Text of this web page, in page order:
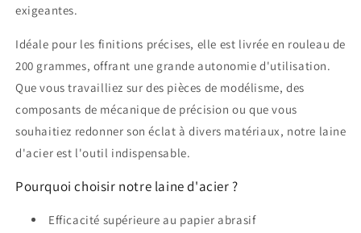
exigeantes.
Idéale pour les finitions précises, elle est livrée en rouleau de
200 grammes, offrant une grande autonomie d'utilisation.
Que vous travailliez sur des pièces de modélisme, des
composants de mécanique de précision ou que vous
souhaitiez redonner son éclat à divers matériaux, notre laine
d'acier est l'outil indispensable.
Pourquoi choisir notre laine d'acier ?
Efficacité supérieure au papier abrasif